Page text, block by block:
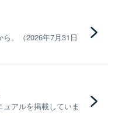
。（2026年7月31日
アルを掲載していま